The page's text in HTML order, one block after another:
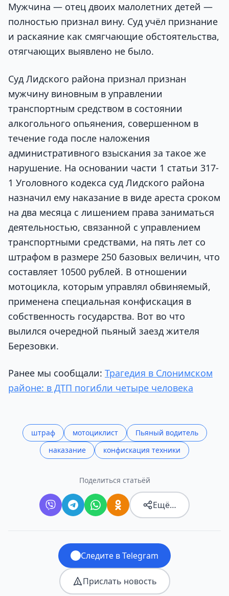
Мужчина — отец двоих малолетних детей —
полностью признал вину. Суд учёл признание
и раскаяние как смягчающие обстоятельства,
отягчающих выявлено не было.
Суд Лидского района признал признан
мужчину виновным в управлении
транспортным средством в состоянии
алкогольного опьянения, совершенном в
течение года после наложения
административного взыскания за такое же
нарушение. На основании части 1 статьи 317-
1 Уголовного кодекса суд Лидского района
назначил ему наказание в виде ареста сроком
на два месяца с лишением права заниматься
деятельностью, связанной с управлением
транспортными средствами, на пять лет со
штрафом в размере 250 базовых величин, что
составляет 10500 рублей. В отношении
мотоцикла, которым управлял обвиняемый,
применена специальная конфискация в
собственность государства. Вот во что
вылился очередной пьяный заезд жителя
Березовки.
Ранее мы сообщали: Трагедия в Слонимском
районе: в ДТП погибли четыре человека
штраф мотоциклист
Пьяный водитель
наказание
конфискация техники
Поделиться статьёй
Ещё…
Следите в Telegram
Прислать новость